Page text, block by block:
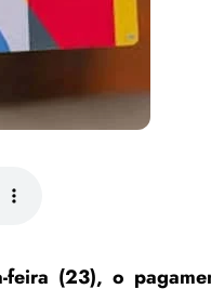
feira (23), o